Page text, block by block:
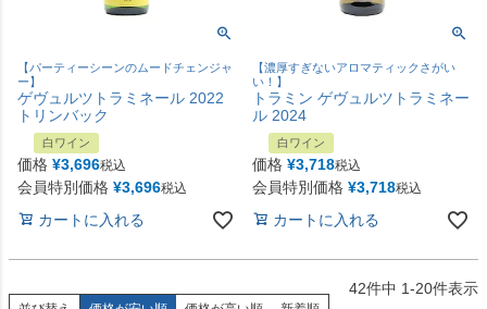
【パーティーシーンのムードチェンジャ
ー】
ゲヴュルツトラミネール 2022
トリンバック
白ワイン
価格 ¥3,696税込
会員特別価格 ¥3,696税込
カートに入れる
【濃厚すぎないアロマティックさがい
い！】
トラミン ゲヴュルツトラミネー
ル 2024
白ワイン
価格 ¥3,718税込
会員特別価格 ¥3,718税込
カートに入れる
42件中 1-20件表示